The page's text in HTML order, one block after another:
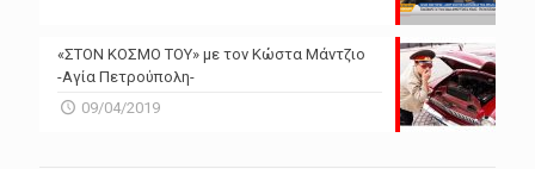
«ΣΤΟΝ ΚΟΣΜΟ ΤΟΥ» με τον Κώστα Μάντζιο
-Αγία Πετρούπολη-
09/04/2019